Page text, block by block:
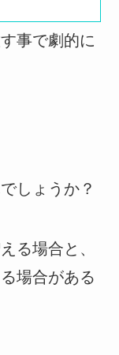
事で劇的に
しょうか？
る場合と、
場合がある